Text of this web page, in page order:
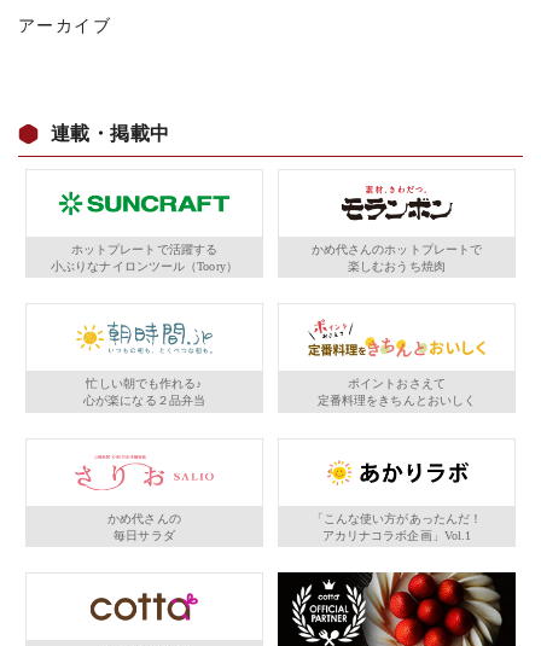
アーカイブ
連載・掲載中
ホットプレートで活躍する
小ぶりなナイロンツール（Toory）
かめ代さんのホットプレートで
楽しむおうち焼肉
忙しい朝でも作れる♪
心が楽になる２品弁当
ポイントおさえて
定番料理をきちんとおいしく
かめ代さんの
毎日サラダ
「こんな使い方があったんだ！
アカリナコラボ企画」Vol.1